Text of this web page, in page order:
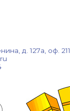
д. 127а, оф. 211